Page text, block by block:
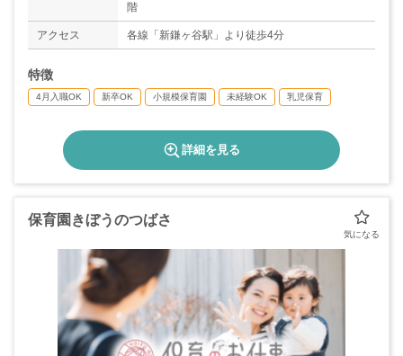
階
アクセス 各線「新鎌ヶ谷駅」より徒歩4分
特徴
4月入職OK 新卒OK 小規模保育園 未経験OK 乳児保育
詳細を見る
保育園きぼうのつばさ